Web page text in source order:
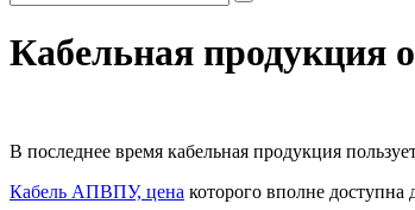
Кабельная продукция
В последнее время кабельная продукция
Кабель АПВПУ, цена которого вполне